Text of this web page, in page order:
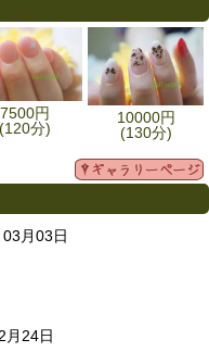
7500円
(120分)
10000円
(130分)
03月03日
月24日